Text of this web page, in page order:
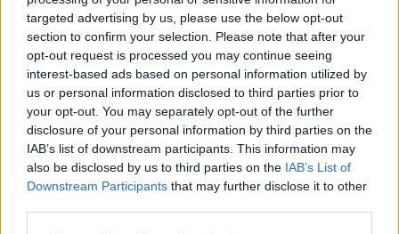
targeted advertising by us, please use the below opt-out
section to confirm your selection. Please note that after your
opt-out request is processed you may continue seeing
interest-based ads based on personal information utilized by
us or personal information disclosed to third parties prior to
your opt-out. You may separately opt-out of the further
disclosure of your personal information by third parties on the
IAB’s list of downstream participants. This information may
also be disclosed by us to third parties on the IAB’s List of
Downstream Participants that may further disclose it to other